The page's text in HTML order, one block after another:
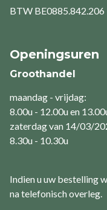
BTW BE0885.842.206
Openingsuren
Groothandel
maandag - vrijdag:
8.00u - 12.00u en
zaterdag van 14/03/
8.30u - 10.30u
Indien u uw bestelling
na telefonisch overleg.